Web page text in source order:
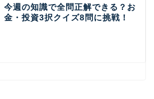
今週の知識で全問正解できる？お
金・投資3択クイズ8問に挑戦！